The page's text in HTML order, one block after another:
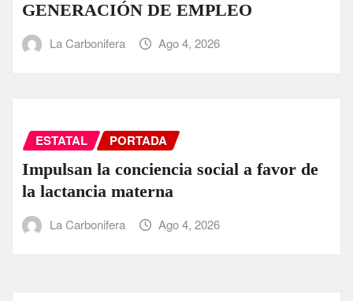
GENERACIÓN DE EMPLEO
La Carbonifera Ago 4, 2026
ESTATAL PORTADA
Impulsan la conciencia social a favor de
la lactancia materna
La Carbonifera Ago 4, 2026